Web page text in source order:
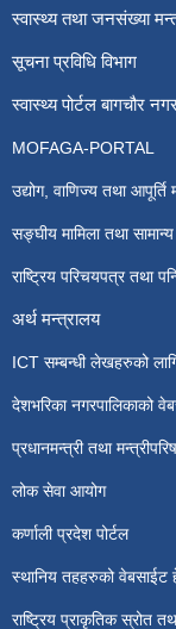
स्वास्थ्य तथा जनसंख्या
सूचना प्रविधि विभाग
स्वास्थ्य पोर्टल बागचौर
MOFAGA-PORTAL
उद्योग, वाणिज्य तथा आपूर्ति
सङ्घीय मामिला तथा
राष्ट्रिय परिचयपत्र तथा
अर्थ मन्त्रालय
ICT सम्बन्धी लेखहरुको
देशभरिका नगरपालिकाको
प्रधानमन्त्री तथा
लोक सेवा आयोग
कर्णाली प्रदेश पोर्टल
स्थानिय तहहरुको वेबसाईट
राष्ट्रिय प्राकृतिक स्रोत